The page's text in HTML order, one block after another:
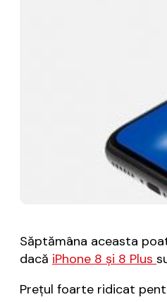
Săptămâna aceasta
dacă iPhone 8 şi 8 Plus
Preţul foarte ridicat